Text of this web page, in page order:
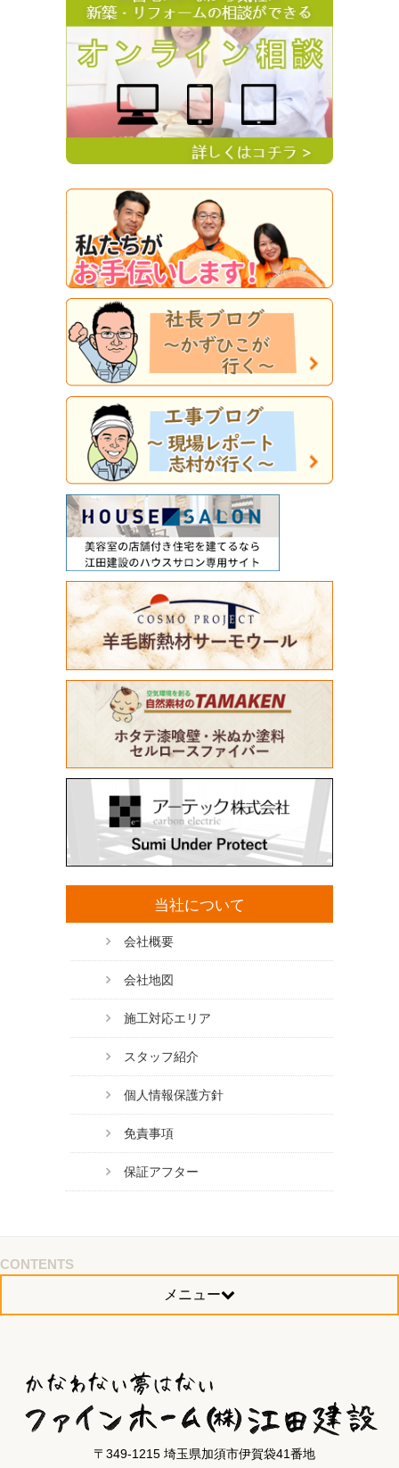
当社について
会社概要
会社地図
施工対応エリア
スタッフ紹介
個人情報保護方針
免責事項
保証アフター
CONTENTS
メニュー
〒349-1215 埼玉県加須市伊賀袋41番地